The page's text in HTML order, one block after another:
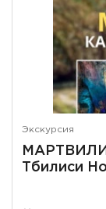
Экскурсия
МАРТВИЛИ. КАНЬОНЫ И ПЕЩЕРЫ
Тбилиси